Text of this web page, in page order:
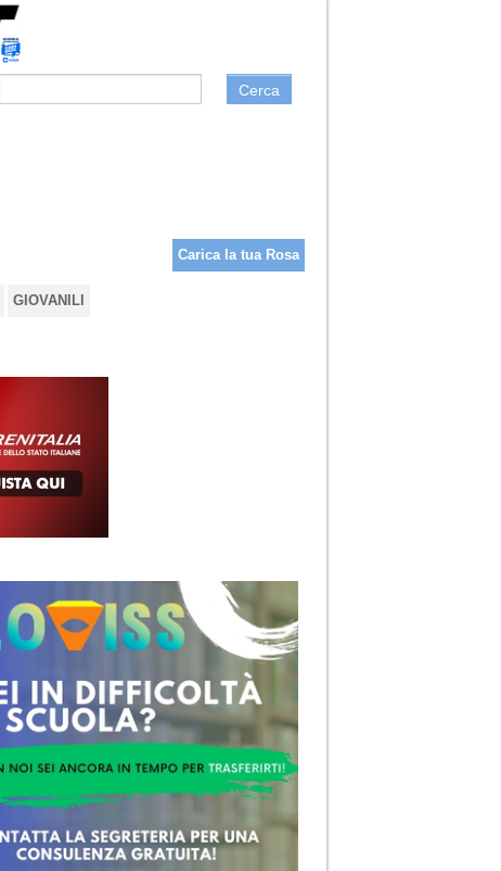
Cerca
Carica la tua Rosa
GIOVANILI